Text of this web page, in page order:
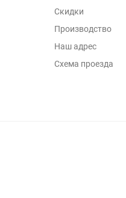
Скидки
Производство
Наш адрес
Схема проезда